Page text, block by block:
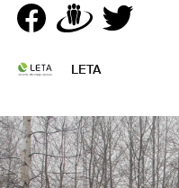
LETA